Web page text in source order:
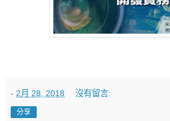
- 2月 28, 2018 沒有留言:
分享